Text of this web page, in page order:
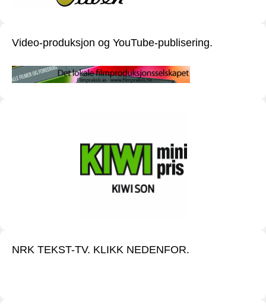
Video-produksjon og YouTube-publisering.
NRK TEKST-TV. KLIKK NEDENFOR.